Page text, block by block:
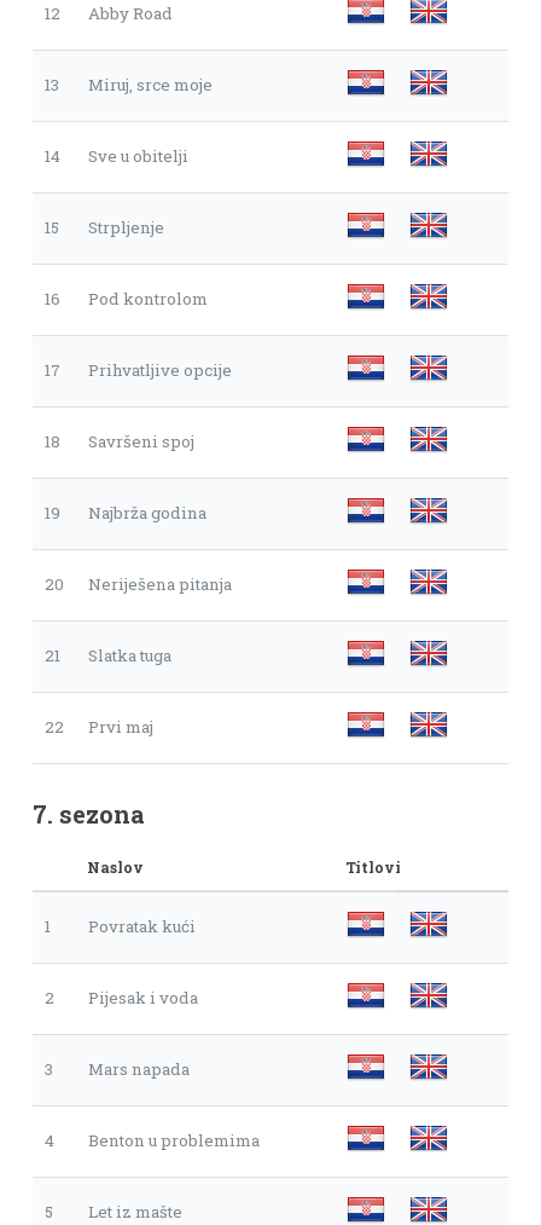
12 Abby Road
13 Miruj, srce moje
14 Sve u obitelji
15 Strpljenje
16 Pod kontrolom
17 Prihvatljive opcije
18 Savršeni spoj
19 Najbrža godina
20 Neriješena pitanja
21 Slatka tuga
22 Prvi maj
7. sezona
Naslov Titlovi
1 Povratak kući
2 Pijesak i voda
3 Mars napada
4 Benton u problemima
5 Let iz mašte